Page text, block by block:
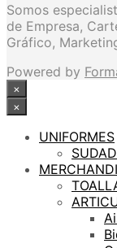
Somos
de Empresa,
Gráfico,
Powered by
×
×
UNIFORMES